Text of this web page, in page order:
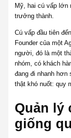
Mỹ, hai cú vấp lớn
trưởng thành.
Cú vấp đầu tiên
Founder của một
người, đó là một
nhóm, có khách
đang đi nhanh
thật khó nuốt: quy
Quản lý
giống